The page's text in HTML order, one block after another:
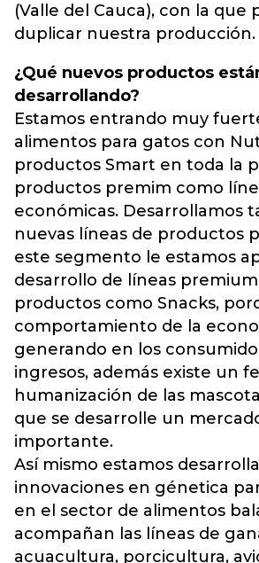
(Valle del Cauca), con la que
duplicar nuestra producción.
¿Qué nuevos productos
desarrollando?
Estamos entrando muy
alimentos para gatos con
productos Smart en toda la
productos premim como
económicas. Desarrollamos
nuevas líneas de productos
este segmento le estamos
desarrollo de líneas
productos como Snacks,
comportamiento de la
generando en los
ingresos, además existe un
humanización de las
que se desarrolle un
importante.
Así mismo estamos
innovaciones en génetica
en el sector de alimentos
acompañan las líneas de
acuacultura, porcicultura,